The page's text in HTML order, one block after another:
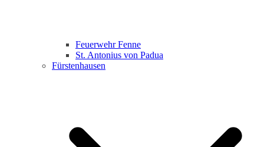
Feuerwehr Fenne
St. Antonius von Padua
Fürstenhausen